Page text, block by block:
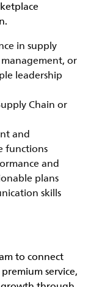
in supply
or
leadership
Chain or
and
functions
and
plans
skills
to connect
service,